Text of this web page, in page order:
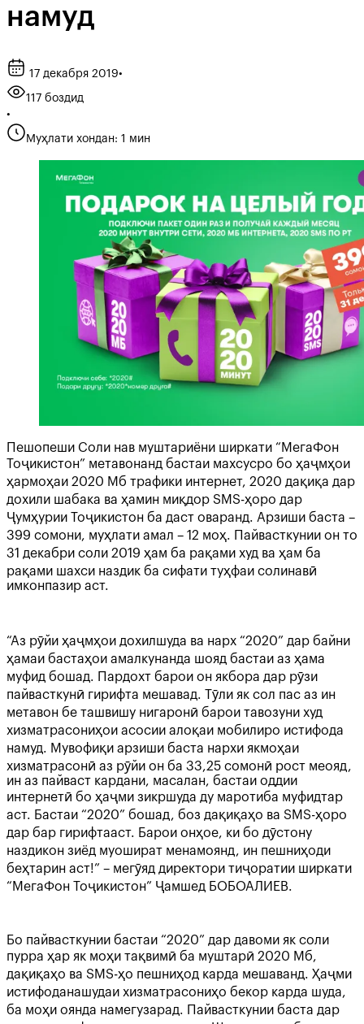
намуд
17 декабря 2019•
117 боздид
•
Муҳлати хондан: 1 мин
Пешопеши Соли нав муштариёни ширкати “МегаФон
Тоҷикистон” метавонанд бастаи махсусро бо ҳаҷмҳои
ҳармоҳаи 2020 Мб трафики интернет, 2020 дақиқа дар
дохили шабака ва ҳамин миқдор SMS-ҳоро дар
Ҷумҳурии Тоҷикистон ба даст оваранд. Арзиши баста –
399 сомони, муҳлати амал – 12 моҳ. Пайвасткунии он то
31 декабри соли 2019 ҳам ба рақами худ ва ҳам ба
рақами шахси наздик ба сифати туҳфаи солинавӣ
имконпазир аст.
“Аз рӯйи ҳаҷмҳои дохилшуда ва нарх “2020” дар байни
ҳамаи бастаҳои амалкунанда шояд бастаи аз ҳама
муфид бошад. Пардохт барои он якбора дар рӯзи
пайвасткунӣ гирифта мешавад. Тӯли як сол пас аз ин
метавон бе ташвишу нигаронӣ барои тавозуни худ
хизматрасониҳои асосии алоқаи мобилиро истифода
намуд. Мувофиқи арзиши баста нархи якмоҳаи
хизматрасонӣ аз рӯйи он ба 33,25 сомонӣ рост меояд,
ин аз пайваст кардани, масалан, бастаи оддии
интернетӣ бо ҳаҷми зикршуда ду маротиба муфидтар
аст. Бастаи “2020” бошад, боз дақиқаҳо ва SMS-ҳоро
дар бар гирифтааст. Барои онҳое, ки бо дӯстону
наздикон зиёд муошират менамоянд, ин пешниҳоди
беҳтарин аст!” – мегӯяд директори тиҷоратии ширкати
“МегаФон Тоҷикистон” Ҷамшед БОБОАЛИЕВ.
Бо пайвасткунии бастаи “2020” дар давоми як соли
пурра ҳар як моҳи тақвимӣ ба муштарӣ 2020 Мб,
дақиқаҳо ва SMS-ҳо пешниҳод карда мешаванд. Ҳаҷми
истифоданашудаи хизматрасониҳо бекор карда шуда,
ба моҳи оянда намегузарад. Пайвасткунии баста дар